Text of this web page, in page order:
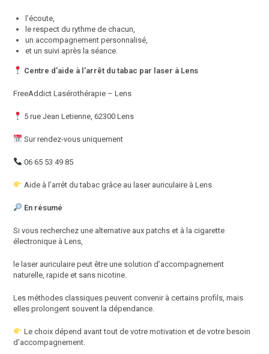
l’écoute,
le respect du rythme de chacun,
un accompagnement personnalisé,
et un suivi après la séance.
Centre d’aide à l’arrêt du tabac par laser à Lens
FreeAddict Lasérothérapie – Lens
5 rue Jean Letienne, 62300 Lens
Sur rendez-vous uniquement
06 65 53 49 85
Aide à l’arrêt du tabac grâce au laser auriculaire à Lens
En résumé
Si vous recherchez une alternative aux patchs et à la cigarette
électronique à Lens,
le laser auriculaire peut être une solution d’accompagnement
naturelle, rapide et sans nicotine.
Les méthodes classiques peuvent convenir à certains profils, mais
elles prolongent souvent la dépendance.
Le choix dépend avant tout de votre motivation et de votre besoin
d’accompagnement.